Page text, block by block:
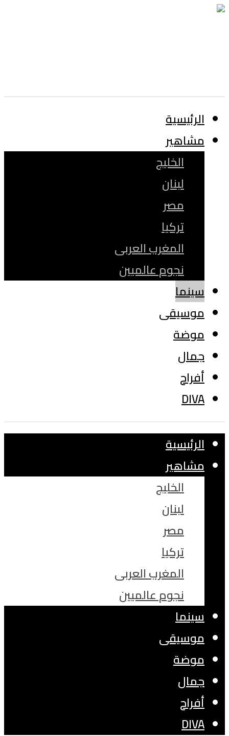
الرئيسية
مشاهير
الخليج
لبنان
مصر
تركيا
المغرب العربى
نجوم عالميين
سينما
موسيقى
موضة
جمال
أفراح
DIVA
الرئيسية
مشاهير
الخليج
لبنان
مصر
تركيا
المغرب العربى
نجوم عالميين
سينما
موسيقى
موضة
جمال
أفراح
DIVA